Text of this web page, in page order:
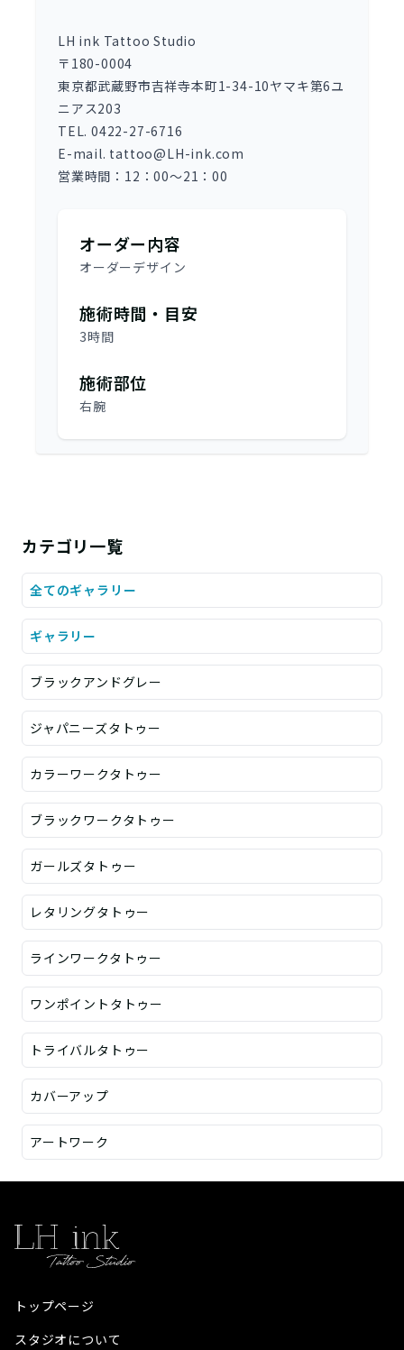
LH ink Tattoo Studio
〒180-0004
東京都武蔵野市吉祥寺本町1-34-10ヤマキ第6ユ
ニアス203
TEL. 0422-27-6716
E-mail. tattoo@LH-ink.com
営業時間：12：00～21：00
オーダー内容
オーダーデザイン
施術時間・目安
3時間
施術部位
右腕
カテゴリ一覧
全てのギャラリー
ギャラリー
ブラックアンドグレー
ジャパニーズタトゥー
カラーワークタトゥー
ブラックワークタトゥー
ガールズタトゥー
レタリングタトゥー
ラインワークタトゥー
ワンポイントタトゥー
トライバルタトゥー
カバーアップ
アートワーク
トップページ
スタジオについて